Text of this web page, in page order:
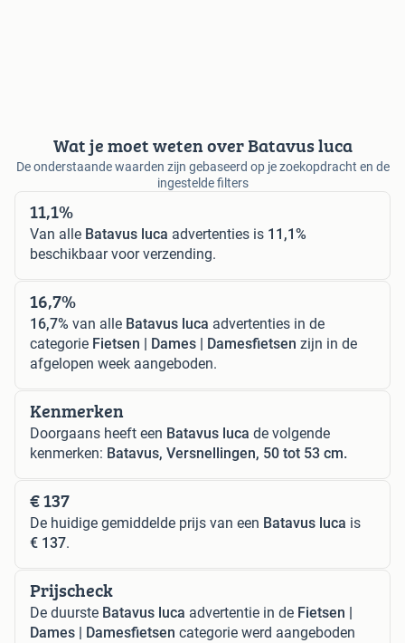
Wat je moet weten over Batavus luca
De onderstaande waarden zijn gebaseerd op je zoekopdracht en de
ingestelde filters
11,1%
Van alle Batavus luca advertenties is 11,1%
beschikbaar voor verzending.
16,7%
16,7% van alle Batavus luca advertenties in de
categorie Fietsen | Dames | Damesfietsen zijn in de
afgelopen week aangeboden.
Kenmerken
Doorgaans heeft een Batavus luca de volgende
kenmerken: Batavus, Versnellingen, 50 tot 53 cm.
€ 137
De huidige gemiddelde prijs van een Batavus luca is
€ 137.
Prijscheck
De duurste Batavus luca advertentie in de Fietsen |
Dames | Damesfietsen categorie werd aangeboden